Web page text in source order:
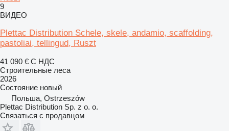
9
ВИДЕО
Plettac Distribution Schele, skele, andamio, scaffolding,
pastoliai, tellingud, Ruszt
41 090 € С НДС
Строительные леса
2026
Состояние новый
Польша, Ostrzeszów
Plettac Distribution Sp. z o. o.
Связаться с продавцом